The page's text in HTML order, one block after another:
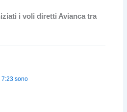
i voli diretti Avianca tra
sono